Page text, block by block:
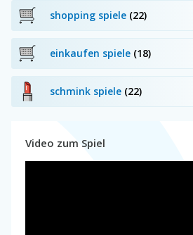
shopping spiele (22)
einkaufen spiele (18)
schmink spiele (22)
Video zum Spiel